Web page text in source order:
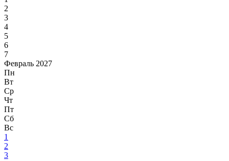
2
3
4
5
6
7
Февраль 2027
Пн
Вт
Ср
Чт
Пт
Сб
Вс
1
2
3